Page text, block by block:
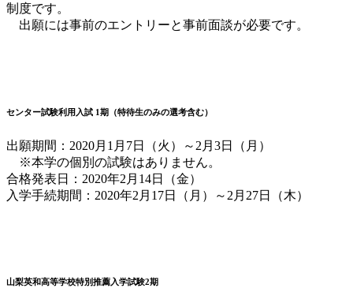
制度です。
出願には事前のエントリーと事前面談が必要です。
センター試験利用入試 1期（特待生のみの選考含む）
出願期間：2020月1月7日（火）～2月3日（月）
※本学の個別の試験はありません。
合格発表日：2020年2月14日（金）
入学手続期間：2020年2月17日（月）～2月27日（木）
山梨英和高等学校特別推薦入学試験2期